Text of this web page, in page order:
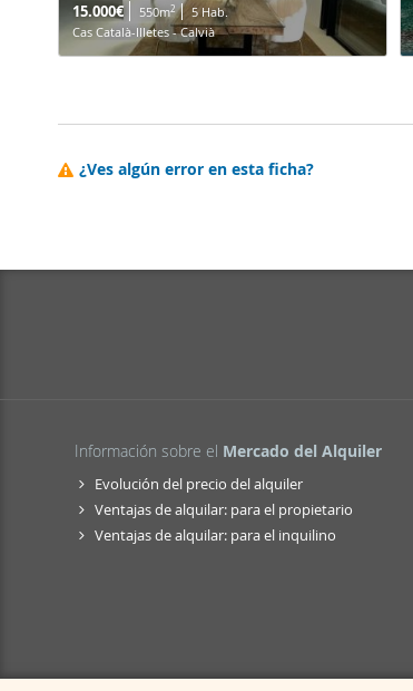
15.000€ 550m2
5 Hab.
Cas Català-Illetes - Calvià
¿Ves algún error en esta ficha?
Información sobre el Mercado del Alquiler
Evolución del precio del alquiler
Ventajas de alquilar: para el propietario
Ventajas de alquilar: para el inquilino